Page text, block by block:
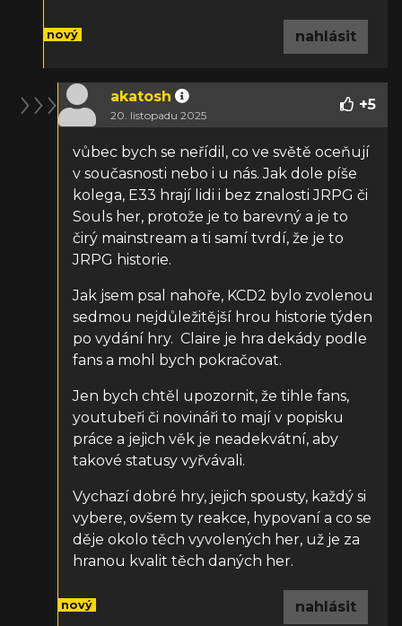
nový nahlásit
akatosh
20. listopadu 2025
+5
vůbec bych se neřídil, co ve světě oceňují
v současnosti nebo i u nás. Jak dole píše
kolega, E33 hrají lidi i bez znalosti JRPG či
Souls her, protože je to barevný a je to
čirý mainstream a ti samí tvrdí, že je to
JRPG historie.
Jak jsem psal nahoře, KCD2 bylo zvolenou
sedmou nejdůležitější hrou historie týden
po vydání hry. Claire je hra dekády podle
fans a mohl bych pokračovat.
Jen bych chtěl upozornit, že tihle fans,
youtubeři či novináři to mají v popisku
práce a jejich věk je neadekvátní, aby
takové statusy vyřvávali.
Vychazí dobré hry, jejich spousty, každý si
vybere, ovšem ty reakce, hypovaní a co se
děje okolo těch vyvolených her, už je za
hranou kvalit těch daných her.
nový nahlásit